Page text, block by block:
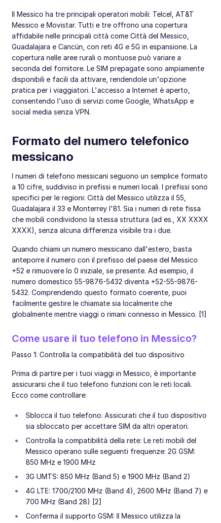
Il Messico ha tre principali operatori mobili: Telcel, AT&T
Messico e Movistar. Tutti e tre offrono una copertura
affidabile nelle principali città come Città del Messico,
Guadalajara e Cancún, con reti 4G e 5G in espansione. La
copertura nelle aree rurali o montuose può variare a
seconda del fornitore. Le SIM prepagate sono ampiamente
disponibili e facili da attivare, rendendole un'opzione
pratica per i viaggiatori. L'accesso a Internet è aperto,
consentendo l'uso di servizi come Google, WhatsApp e
social media senza VPN.
Formato del numero telefonico
messicano
I numeri di telefono messicani seguono un semplice formato
a 10 cifre, suddiviso in prefissi e numeri locali. I prefissi sono
specifici per le regioni: Città del Messico utilizza il 55,
Guadalajara il 33 e Monterrey l'81. Sia i numeri di rete fissa
che mobili condividono la stessa struttura (ad es., XX XXXX
XXXX), senza alcuna differenza visibile tra i due.
Quando chiami un numero messicano dall'estero, basta
anteporre il numero con il prefisso del paese del Messico
+52 e rimuovere lo 0 iniziale, se presente. Ad esempio, il
numero domestico 55-9876-5432 diventa +52-55-9876-
5432. Comprendendo questo formato coerente, puoi
facilmente gestire le chiamate sia localmente che
globalmente mentre viaggi o rimani connesso in Messico. [1]
Come usare il tuo telefono in Messico?
Passo 1: Controlla la compatibilità del tuo dispositivo
Prima di partire per i tuoi viaggi in Messico, è importante
assicurarsi che il tuo telefono funzioni con le reti locali.
Ecco come controllare:
Sblocca il tuo telefono: Assicurati che il tuo dispositivo
sia sbloccato per accettare SIM da altri operatori.
Controlla la compatibilità della rete: Le reti mobili del
Messico operano sulle seguenti frequenze: 2G GSM:
850 MHz e 1900 MHz
3G UMTS: 850 MHz (Band 5) e 1900 MHz (Band 2)
4G LTE: 1700/2100 MHz (Band 4), 2600 MHz (Band 7) e
700 MHz (Band 28) [2]
Conferma il supporto GSM: Il Messico utilizza la